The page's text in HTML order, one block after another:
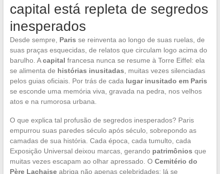
capital está repleta de segredos
inesperados
Desde sempre, Paris se reinventa ao longo de suas ruelas, de
suas praças esquecidas, de relatos que circulam logo acima do
barulho. Acapital francesa nunca se resume à Torre Eiffel: ela
se alimenta de histórias inusitadas , muitas vezes silenciadas
pelos guias oficiais. Por trás de cada lugar inusitado em Paris
se esconde uma memória viva, gravada na pedra, nos velhos
atos e na rumorosa urbana.
O que explica tal profusão de segredos inesperados? Paris
empurrou suas paredes século após século, sobrepondo as
camadas de sua história. Cada época, cada tumulto, cada
Exposição Universal deixou marcas, gerando patrimônios que
muitas vezes escapam ao olhar apressado. O Cemitério do
Père Lachaiseabriga não apenas celebridades: lá se